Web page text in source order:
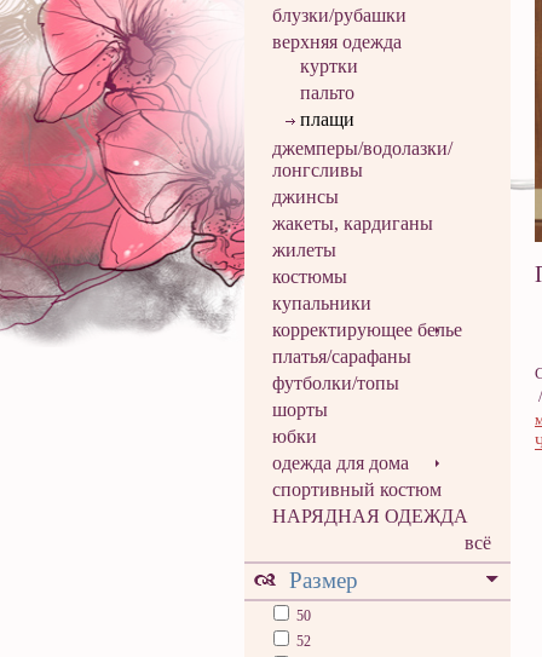
блузки/рубашки
верхняя одежда
куртки
пальто
плащи
джемперы/водолазки/
лонгсливы
джинсы
жакеты, кардиганы
жилеты
костюмы
купальники
корректирующее белье
платья/сарафаны
футболки/топы
шорты
юбки
одежда для дома
спортивный костюм
НАРЯДНАЯ ОДЕЖДА
всё
Размер
50
52
/